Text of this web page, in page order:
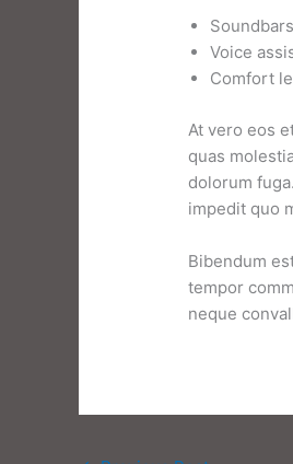
Soundbars
Voice
Comfort
At vero eos
quas
dolorum
impedit quo
Bibendum
tempor
neque